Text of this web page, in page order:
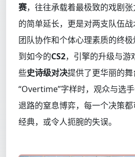
赛，往往承载着最极致的戏剧
的简单延长，更是对两支队伍战
团队协作和个体心理素质的终
到如今的CS2，引擎的升级与游
些史诗级对决提供了更华丽的
“Overtime”字样时，观众与选
退路的窒息博弈，每一个决策
经典，或令人扼腕的失误。